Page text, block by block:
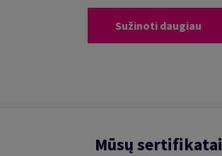
Sužinoti daugiau
Mūsų sertifikatai